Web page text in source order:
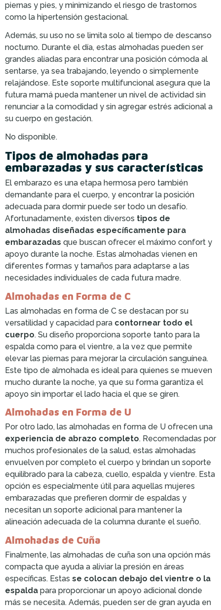
piernas y pies, y minimizando el riesgo de trastornos
como la hipertensión gestacional.
Además, su uso no se limita solo al tiempo de descanso
nocturno. Durante el día, estas almohadas pueden ser
grandes aliadas para encontrar una posición cómoda al
sentarse, ya sea trabajando, leyendo o simplemente
relajándose. Este soporte multifuncional asegura que la
futura mamá pueda mantener un nivel de actividad sin
renunciar a la comodidad y sin agregar estrés adicional a
su cuerpo en gestación.
No disponible.
Tipos de almohadas para
embarazadas y sus características
El embarazo es una etapa hermosa pero también
demandante para el cuerpo, y encontrar la posición
adecuada para dormir puede ser todo un desafío.
Afortunadamente, existen diversos tipos de
almohadas diseñadas específicamente para
embarazadas que buscan ofrecer el máximo confort y
apoyo durante la noche. Estas almohadas vienen en
diferentes formas y tamaños para adaptarse a las
necesidades individuales de cada futura madre.
Almohadas en Forma de C
Las almohadas en forma de C se destacan por su
versatilidad y capacidad para contornear todo el
cuerpo. Su diseño proporciona soporte tanto para la
espalda como para el vientre, a la vez que permite
elevar las piernas para mejorar la circulación sanguínea.
Este tipo de almohada es ideal para quienes se mueven
mucho durante la noche, ya que su forma garantiza el
apoyo sin importar el lado hacia el que se giren.
Almohadas en Forma de U
Por otro lado, las almohadas en forma de U ofrecen una
experiencia de abrazo completo. Recomendadas por
muchos profesionales de la salud, estas almohadas
envuelven por completo el cuerpo y brindan un soporte
equilibrado para la cabeza, cuello, espalda y vientre. Esta
opción es especialmente útil para aquellas mujeres
embarazadas que prefieren dormir de espaldas y
necesitan un soporte adicional para mantener la
alineación adecuada de la columna durante el sueño.
Almohadas de Cuña
Finalmente, las almohadas de cuña son una opción más
compacta que ayuda a aliviar la presión en áreas
específicas. Estas se colocan debajo del vientre o la
espalda para proporcionar un apoyo adicional donde
más se necesita. Además, pueden ser de gran ayuda en